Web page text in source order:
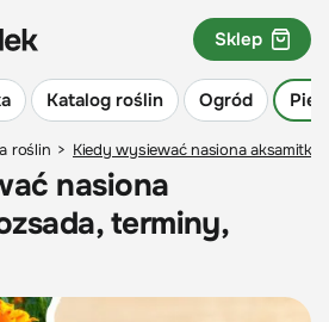
Katalog roślin Ogród
Sklep
roślin > Kiedy wysiewać nasiona
nasiona
terminy,